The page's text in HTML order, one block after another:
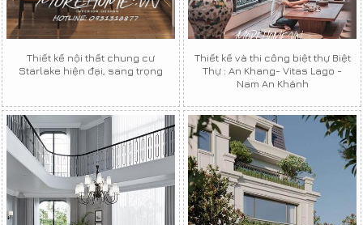
Thiết kế nội thất chung cư
Starlake hiện đại, sang trọng
Thiết kế và thi công biệt thự Biệt
Thự : An Khang- Vitas Lago -
Nam An Khánh